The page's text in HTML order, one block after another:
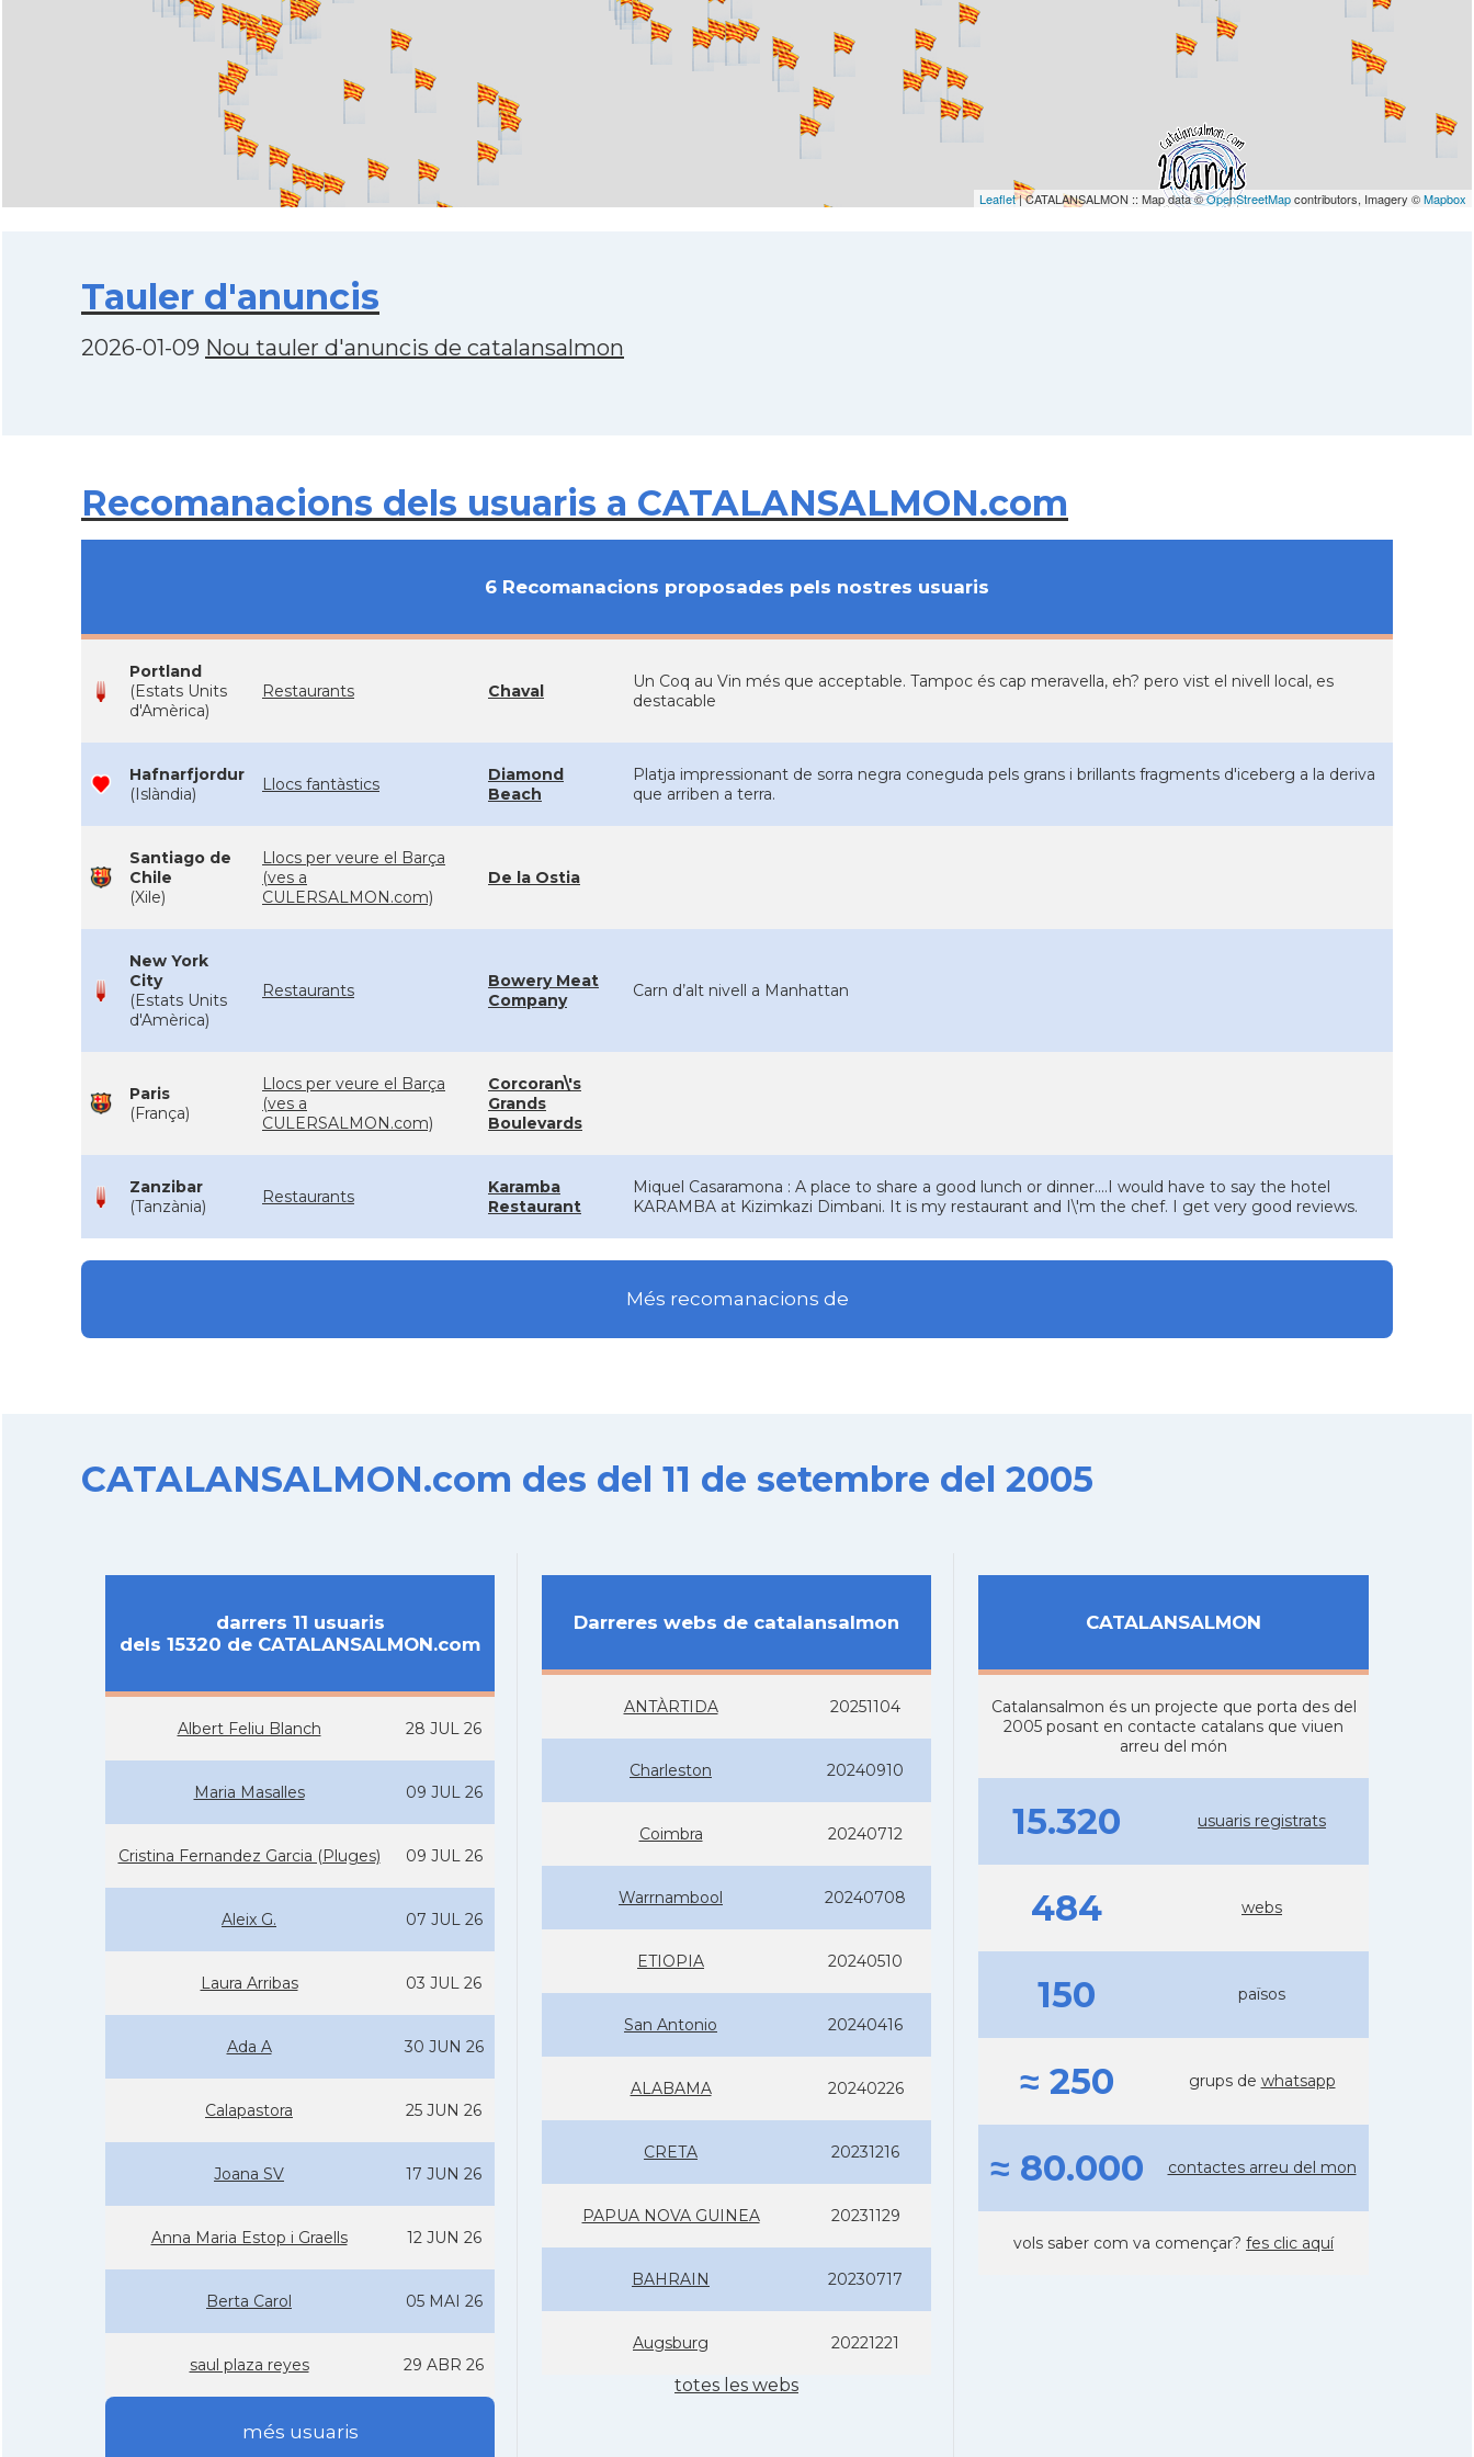
Leaflet| CATALANSALMON :: Map data ©OpenStreetMapcontributors, Imagery ©Mapbox
Tauler d'anuncis
2026-01-09 Nou tauler d'anuncis de catalansalmon
Recomanacions dels usuaris a CATALANSALMON.com
6 Recomanacions proposades pels nostres usuaris
Portland
(Estats Units
d'Amèrica)
Restaurants Chaval
Un Coq au Vin més que acceptable. Tampoc és cap meravella, eh? pero vist el nivell local, es
destacable
Hafnarfjordur
(Islàndia)
Llocs fantàstics
Diamond
Beach
Platja impressionant de sorra negra coneguda pels grans i brillants fragments d'iceberg a la deriva
que arriben a terra.
Santiago de
Chile
(Xile)
Llocs per veure el Barça
(ves a
CULERSALMON.com)
De la Ostia
New York
City
(Estats Units
d'Amèrica)
Restaurants
Bowery Meat
Company
Carn d’alt nivell a Manhattan
Paris
(França)
Llocs per veure el Barça
(ves a
CULERSALMON.com)
Corcoran\'s
Grands
Boulevards
Zanzibar
(Tanzània)
Restaurants
Karamba
Restaurant
Miquel Casaramona : A place to share a good lunch or dinner....I would have to say the hotel
KARAMBA at Kizimkazi Dimbani. It is my restaurant and I\'m the chef. I get very good reviews.
Més recomanacions de
CATALANSALMON.com des del 11 de setembre del 2005
darrers 11 usuaris
dels 15320 de CATALANSALMON.com
Albert Feliu Blanch 28 JUL 26
Maria Masalles 09 JUL 26
Cristina Fernandez Garcia (Pluges) 09 JUL 26
Aleix G. 07 JUL 26
Laura Arribas 03 JUL 26
Ada A 30 JUN 26
Calapastora 25 JUN 26
Joana SV 17 JUN 26
Anna Maria Estop i Graells 12 JUN 26
Berta Carol 05 MAI 26
saul plaza reyes 29 ABR 26
més usuaris
Darreres webs de catalansalmon
ANTÀRTIDA 20251104
Charleston 20240910
Coimbra 20240712
Warrnambool 20240708
ETIOPIA 20240510
San Antonio 20240416
ALABAMA 20240226
CRETA 20231216
PAPUA NOVA GUINEA 20231129
BAHRAIN 20230717
Augsburg 20221221
totes les webs
CATALANSALMON
Catalansalmon és un projecte que porta des del
2005 posant en contacte catalans que viuen
arreu del món
15.320 usuaris registrats
484 webs
150 països
≈ 250 grups de whatsapp
≈ 80.000 contactes arreu del mon
vols saber com va començar? fes clic aquí